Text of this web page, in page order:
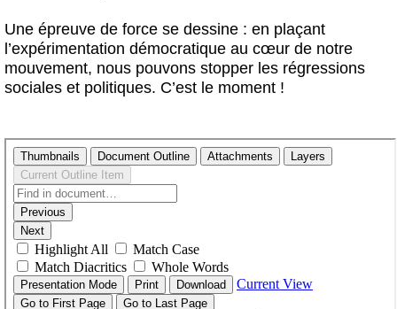
Une épreuve de force se dessine : en plaçant
l’expérimentation démocratique au cœur de notre
mouvement, nous pouvons stopper les régressions
sociales et politiques. C’est le moment !